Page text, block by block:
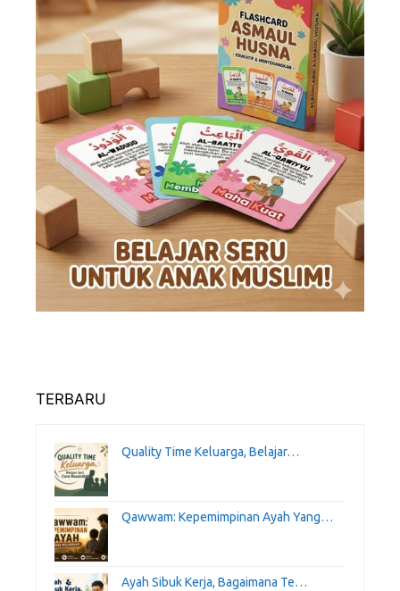
TERBARU
Quality Time Keluarga, Belajar…
Qawwam: Kepemimpinan Ayah Yang…
Ayah Sibuk Kerja, Bagaimana Te…